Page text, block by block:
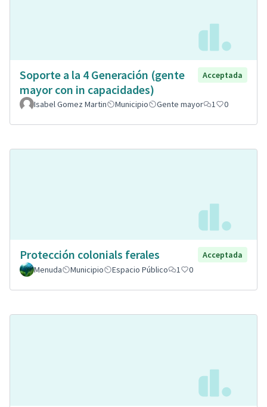
Soporte a la 4 Generación (gente
mayor con in capacidades)
Acceptada
Isabel Gomez Martin Municipio Gente mayor 1 0
Protección colonials ferales
Acceptada
Menuda
Municipio Espacio Público 1 0